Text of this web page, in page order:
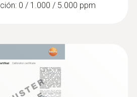
0 / 1.000 / 5.000 ppm